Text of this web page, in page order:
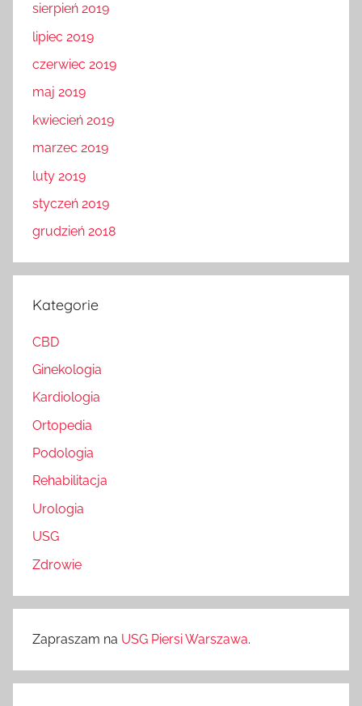
sierpień 2019
lipiec 2019
czerwiec 2019
maj 2019
kwiecień 2019
marzec 2019
luty 2019
styczeń 2019
grudzień 2018
Kategorie
CBD
Ginekologia
Kardiologia
Ortopedia
Podologia
Rehabilitacja
Urologia
USG
Zdrowie
Zapraszam na USG Piersi Warszawa.